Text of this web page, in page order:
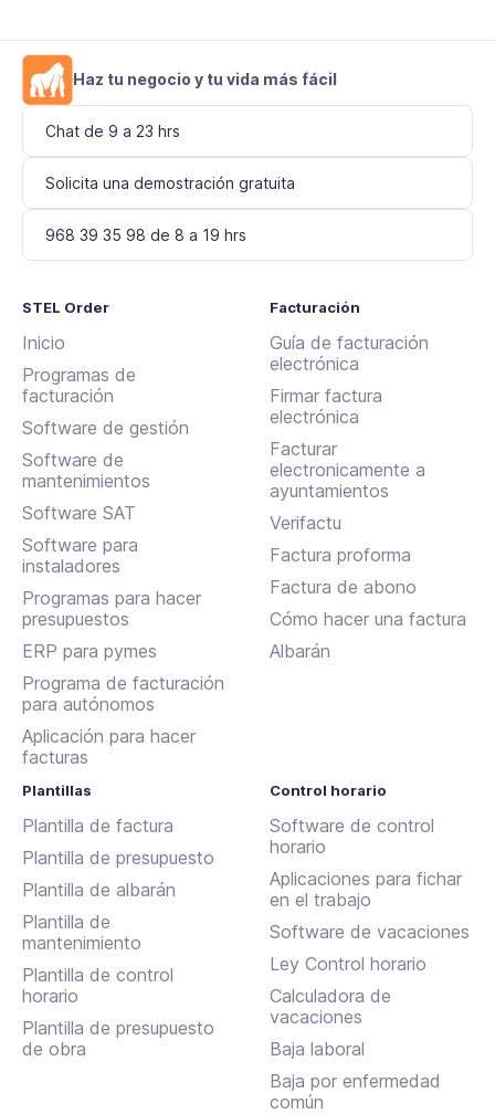
Haz tu negocio y tu vida más fácil
Chat de 9 a 23 hrs
Solicita una demostración gratuita
968 39 35 98 de 8 a 19 hrs
STEL Order
Inicio
Programas de
facturación
Software de gestión
Software de
mantenimientos
Software SAT
Software para
instaladores
Programas para hacer
presupuestos
ERP para pymes
Programa de facturación
para autónomos
Aplicación para hacer
facturas
Facturación
Guía de facturación
electrónica
Firmar factura
electrónica
Facturar
electronicamente a
ayuntamientos
Verifactu
Factura proforma
Factura de abono
Cómo hacer una factura
Albarán
Plantillas
Plantilla de factura
Plantilla de presupuesto
Plantilla de albarán
Plantilla de
mantenimiento
Plantilla de control
horario
Plantilla de presupuesto
de obra
Control horario
Software de control
horario
Aplicaciones para fichar
en el trabajo
Software de vacaciones
Ley Control horario
Calculadora de
vacaciones
Baja laboral
Baja por enfermedad
común